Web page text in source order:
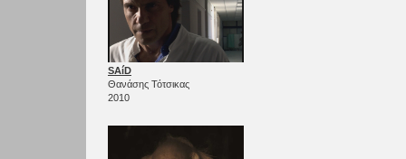
SAíD
Θανάσης Τότσικας
2010